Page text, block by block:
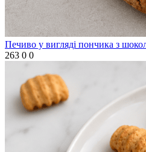
Печиво у вигляді пончика з
263 0 0